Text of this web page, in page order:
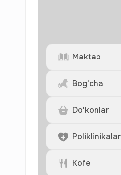
Maktab
Bog'cha
Do'konlar
Poliklinikalar
Kofe